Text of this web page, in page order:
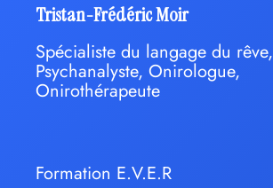
Tristan-Frédéric Moir
Spécialiste du langage du rêve,
Psychanalyste, Onirologue,
Onirothérapeute
Formation E.V.E.R